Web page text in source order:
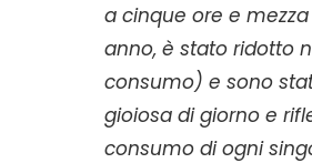
a cinque ore e
anno, è stato ridotto
consumo) e sono
gioiosa di giorno e
consumo di ogni